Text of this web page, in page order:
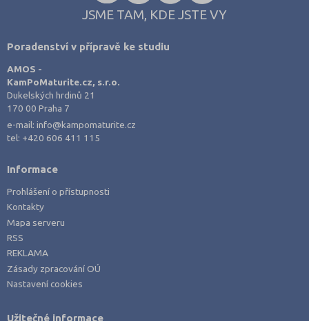
JSME TAM, KDE JSTE VY
Poradenství v přípravě ke studiu
AMOS -
KamPoMaturite.cz, s.r.o.
Dukelských hrdinů 21
170 00 Praha 7
e-mail:info@kampomaturite.cz
tel: +420 606 411 115
Informace
Prohlášení o přístupnosti
Kontakty
Mapa serveru
RSS
REKLAMA
Zásady zpracování OÚ
Nastavení cookies
Užitečné informace